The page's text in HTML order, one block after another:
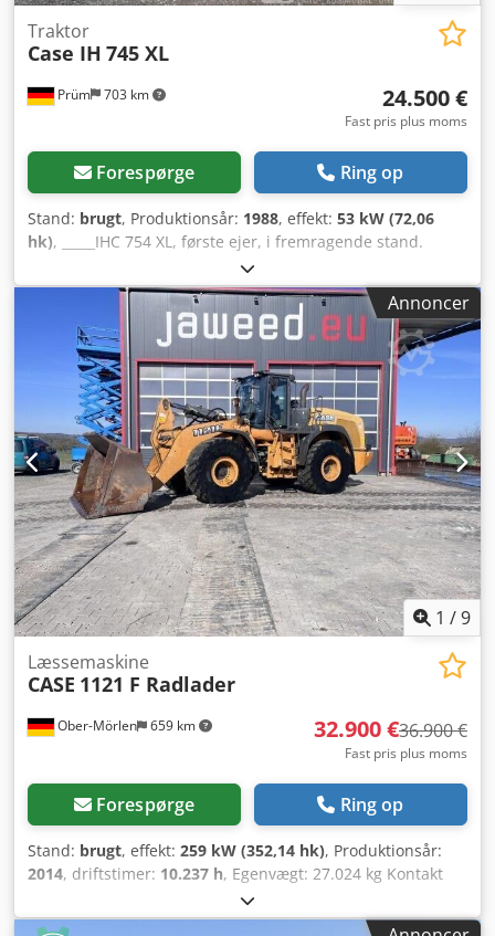
Prüm 703 km
Traktor
Case IH 745 XL
24.500 €
Fast pris plus moms
Forespørge Ring op
Stand: brugt, Produktionsår: 1988, effekt: 53 kW (72,06
hk), _____IHC 754 XL, første ejer, i fremragende stand.
Driftstimer: ca. 8.600 Årgang: 1988 Frontlift Frontmonteret
PTO (kraftoverføringsaksel) 30 km/t gearkasse Pris:
24.500,00 EUR netto Cedezdmutopfx Agxerf
Opbevaringssted: null
Annoncer
1 /9
Ober-Mörlen 659 km
Læssemaskine
CASE 1121 F Radlader
32.900 €36.900 €
Fast pris plus moms
Forespørge Ring op
Stand: brugt, effekt: 259 kW (352,14 hk), Produktionsår:
2014, driftstimer: 10.237 h, Egenvægt: 27.024 kg Kontakt
Emal Jaweed for yderligere information. Hjullæsser, Case
1121F, årgang 2014, driftstimer: 10.237 t, længde: 8.960